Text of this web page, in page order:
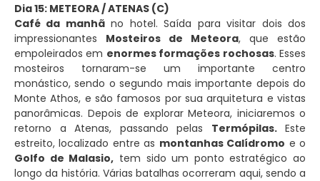
Dia 15: METEORA / ATENAS (C)
Café da manhãno hotel. Saída para visitar dois dos
impressionantes Mosteiros de Meteora, que estão
empoleirados em enormes formações rochosas. Esses
mosteiros tornaram-se um importante centro
monástico, sendo o segundo mais importante depois do
Monte Athos, e são famosos por sua arquitetura e vistas
panorâmicas. Depois de explorar Meteora, iniciaremos o
retorno a Atenas, passando pelas Termópilas.Este
estreito, localizado entre as montanhas Calídromo e o
Golfo de Malasio, tem sido um ponto estratégico ao
longo da história. Várias batalhas ocorreram aqui, sendo a